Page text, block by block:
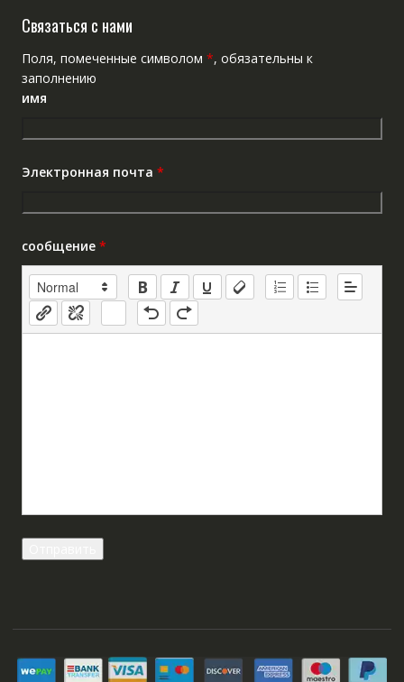
Связаться с нами
Поля, помеченные символом *, обязательны к
заполнению
имя
Электронная почта *
сообщение *